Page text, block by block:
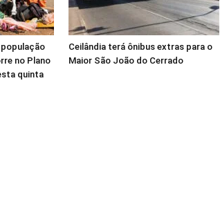
no Plano
quinta
Ceilândia terá ônibus extras para o
Maior São João do Cerrado